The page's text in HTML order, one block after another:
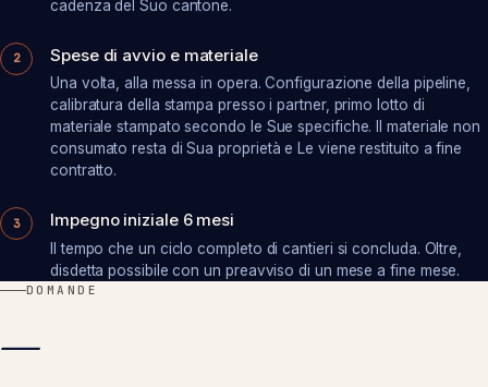
cadenza del Suo cantone.
2 Spese di avvio e materiale
Una volta, alla messa in opera. Configurazione della pipeline,
calibratura della stampa presso i partner, primo lotto di
materiale stampato secondo le Sue specifiche. Il materiale non
consumato resta di Sua proprietà e Le viene restituito a fine
contratto.
3 Impegno iniziale 6 mesi
Il tempo che un ciclo completo di cantieri si concluda. Oltre,
disdetta possibile con un preavviso di un mese a fine mese.
DOMANDE
—